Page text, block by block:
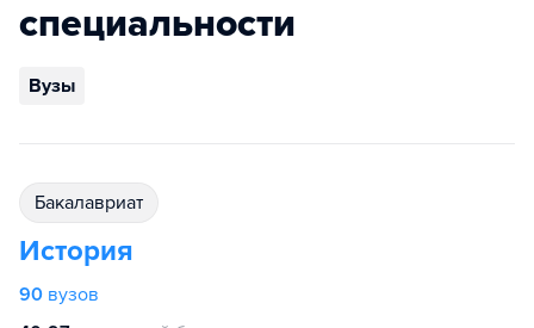
специальности
Вузы
бакалавриат
История
90 вузов